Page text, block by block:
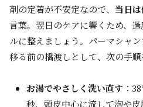
剤の定着が不安定なので、 当日
言葉。翌日のケアに響くため、
ルに整えましょう。パーマシャ
移る前の橋渡しとして、次の手順
お湯でやさしく洗い直す ：
秒、頭皮中心に流して泡や皮